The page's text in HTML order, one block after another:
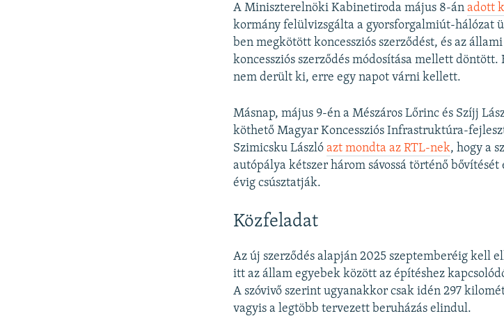
A Miniszterelnöki Kabinetiroda május 8-ánadott
kormány felülvizsgálta a gyorsforgalmiút-hálózat
ben megkötött koncessziós szerződést, és az
koncessziós szerződés módosítása mellett
nem derült ki, erre egy napot várni kellett.
Másnap, május 9-én a Mészáros Lőrinc és Szíjj
köthető Magyar Koncessziós Infrastruktúra-
Szimicsku Lászlóazt mondta az RTL-nek, hogy a
autópálya kétszer három sávossá történő
évig csúsztatják.
Közfeladat
Az új szerződés alapján 2025 szeptemberéig kell
itt az állam egyebek között az építéshez
A szóvivő szerint ugyanakkor csak idén 297
vagyis a legtöbb tervezett beruházás elindul.